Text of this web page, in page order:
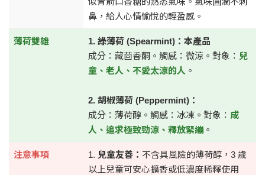
鼻，給人心情愉悅的輕盈感。
薄荷雙雄
1. 綠薄荷 (Spearmint)：本產品
成分：藏茴香酮。觸感：微涼。對象： 兒
童、老人、不愛太涼的人 。
2. 胡椒薄荷 (Peppermint)：
成分：薄荷醇。觸感：冰凍。對象： 成
人、追求極致勁涼、釋放緊繃 。
注意事項 1. 兒童友善： 不含具風險的薄荷醇，3 歲
以上兒童可安心擴香或低濃度稀釋使用